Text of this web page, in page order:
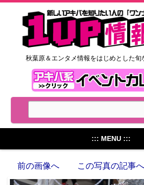
秋葉原＆エンタメ情報をはじめとした旬
::: MENU :::
前の画像へ この写真の記事へ